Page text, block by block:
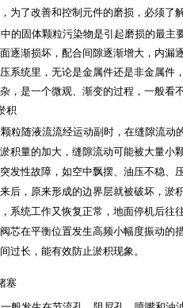
为了改善和控制元件的磨损，必须了
的固体颗粒污染物是引起磨损的最主
逐渐损坏，配合间隙逐渐增大，内漏
系统里，无论是金属件还是非金属件
，是一个微观、渐变的过程，一般看
积
颗粒随液流流经运动副时，在缝隙流
积量的加大，缝隙流动可能被大量小
发性故障，如空中飘摆、油压不稳、
后，原来形成的边界层就被破坏，
系统工作又恢复正常，地面停机后往
芯在平衡位置发生高频小幅度振动的
过长，能有效防止淤积现象。
塞